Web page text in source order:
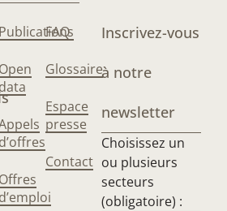
Publications
Open
data
d’offres
Offres
d’emploi
FAQ
Glossaire
Espace
presse
Contact
Inscrivez-vous
à notre
newsletter
Choisissez un
ou plusieurs
secteurs
(obligatoire) :